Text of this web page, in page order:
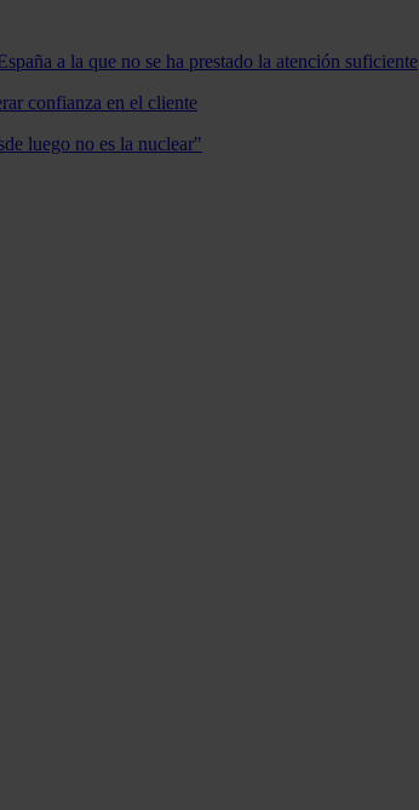
a la que no se ha prestado la atención suficiente
confianza en el cliente
luego no es la nuclear"